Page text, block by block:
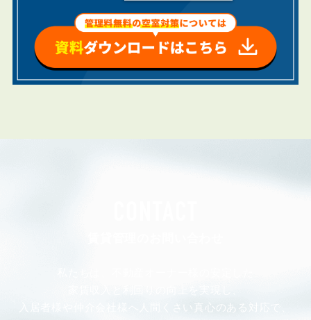
入居者様や仲介会社様へ人間くさい真心のある対応で、